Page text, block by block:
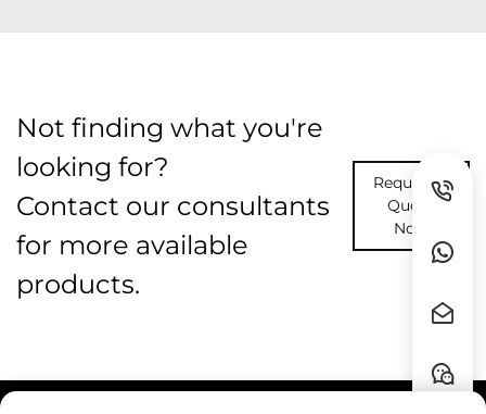
Not finding what you're
looking for?
Contact our consultants
for more available
products.
Request A
Quote
Now